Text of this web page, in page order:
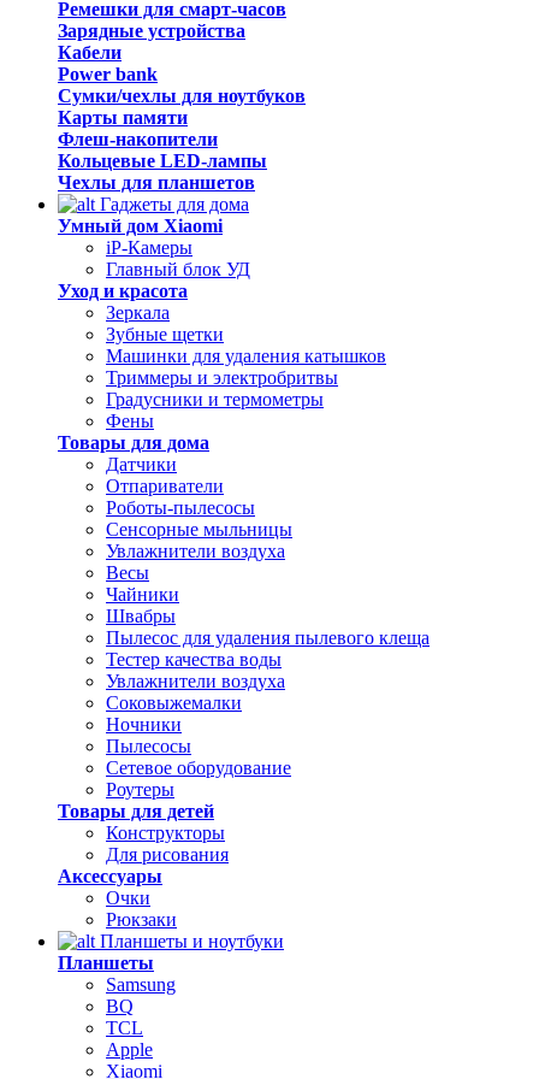
Ремешки для смарт-часов
Зарядные устройства
Кабели
Power bank
Сумки/чехлы для ноутбуков
Карты памяти
Флеш-накопители
Кольцевые LED-лампы
Чехлы для планшетов
Гаджеты для дома
Умный дом Xiaomi
iP-Камеры
Главный блок УД
Уход и красота
Зеркала
Зубные щетки
Машинки для удаления катышков
Триммеры и электробритвы
Градусники и термометры
Фены
Товары для дома
Датчики
Отпариватели
Роботы-пылесосы
Сенсорные мыльницы
Увлажнители воздуха
Весы
Чайники
Швабры
Пылесос для удаления пылевого клеща
Тестер качества воды
Увлажнители воздуха
Соковыжемалки
Ночники
Пылесосы
Сетевое оборудование
Роутеры
Товары для детей
Конструкторы
Для рисования
Аксессуары
Очки
Рюкзаки
Планшеты и ноутбуки
Планшеты
Samsung
BQ
TCL
Apple
Xiaomi